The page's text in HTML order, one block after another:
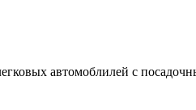
автомоблилей с